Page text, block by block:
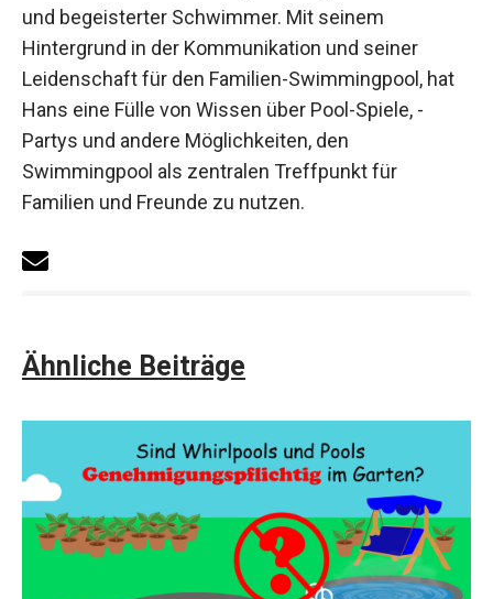
und begeisterter Schwimmer. Mit seinem
Hintergrund in der Kommunikation und seiner
Leidenschaft für den Familien-Swimmingpool, hat
Hans eine Fülle von Wissen über Pool-Spiele, -
Partys und andere Möglichkeiten, den
Swimmingpool als zentralen Treffpunkt für
Familien und Freunde zu nutzen.
Ähnliche Beiträge